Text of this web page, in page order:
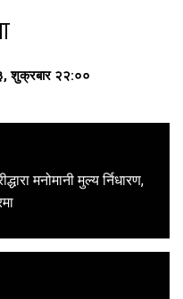
शुक्रबार २२:००
मनोमानी मुल्य र्निधारण,